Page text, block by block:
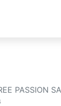
PASSION